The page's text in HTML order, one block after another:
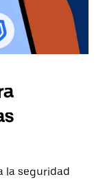
la seguridad